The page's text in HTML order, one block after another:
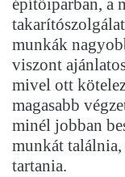
építőiparban, a
munkák
viszont
mivel ott
magasabb
minél jobban
munkát találnia,
tartania.